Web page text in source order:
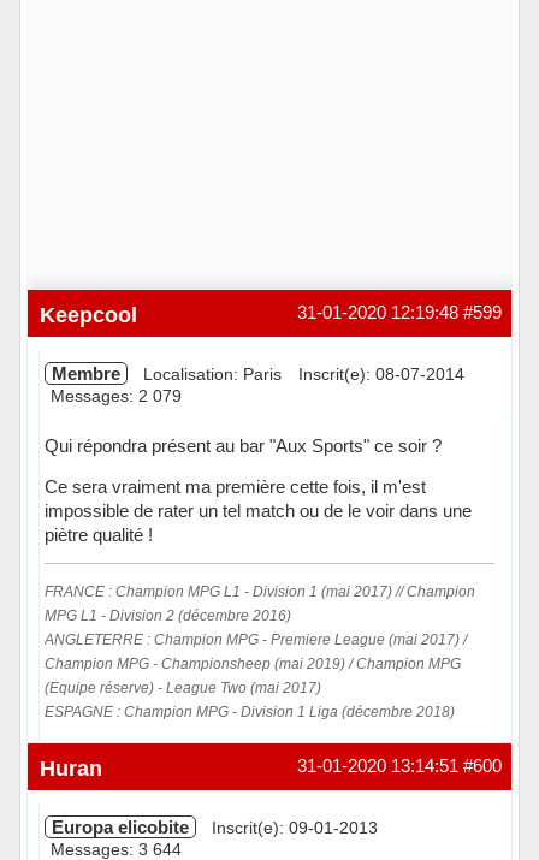
#599
31-01-2020 12:19:48
Keepcool
Membre Localisation: Paris
Inscrit(e): 08-07-2014
Messages: 2 079
Qui répondra présent au bar "Aux Sports" ce soir ?
Ce sera vraiment ma première cette fois, il m'est
impossible de rater un tel match ou de le voir dans une
piètre qualité !
FRANCE : Champion MPG L1 - Division 1 (mai 2017) // Champion
MPG L1 - Division 2 (décembre 2016)
ANGLETERRE : Champion MPG - Premiere League (mai 2017) /
Champion MPG - Championsheep (mai 2019) / Champion MPG
(Equipe réserve) - League Two (mai 2017)
ESPAGNE : Champion MPG - Division 1 Liga (décembre 2018)
Hors ligne #600
31-01-2020 13:14:51
Huran
Europa elicobite
Inscrit(e): 09-01-2013
Messages: 3 644